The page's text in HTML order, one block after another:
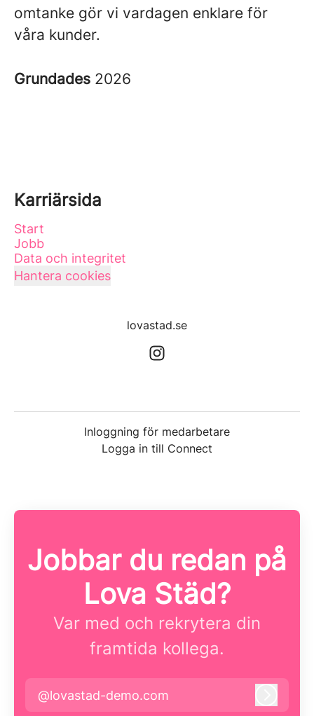
omtanke gör vi vardagen enklare för
våra kunder.
Grundades 2026
Karriärsida
Start
Jobb
Data och integritet
Hantera cookies
lovastad.se
Inloggning för medarbetare
Logga in till Connect
Jobbar du redan på
Lova Städ?
Var med och rekrytera din
framtida kollega.
@lovastad-demo.com